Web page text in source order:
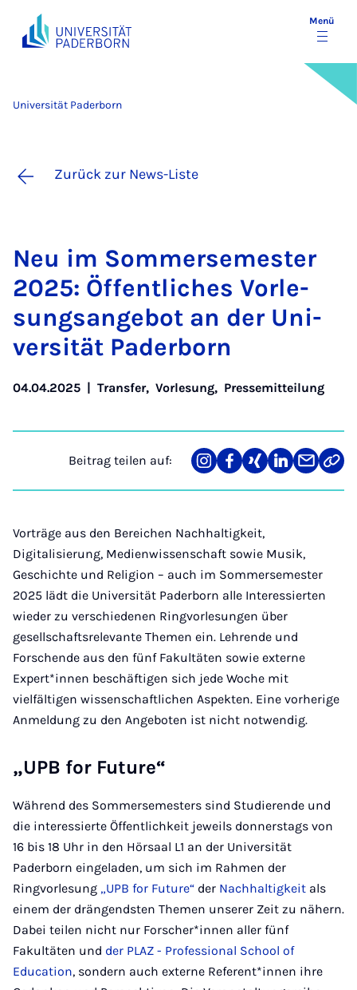
Menü
Universität Paderborn
Zurück zur News-Liste
Neu im Som­mer­se­mes­ter
2025: Öf­fent­li­ches Vor­le­
sungs­an­ge­bot an der Uni­
ver­si­tät Pa­der­born
04.04.2025 | Transfer, Vorlesung, Pressemitteilung
Beitrag teilen auf:
Teilen
auf
Teilen
auf
Teilen
auf
Teilen
auf
Teilen
über
Link
Vorträge aus den Bereichen Nachhaltigkeit,
Digitalisierung, Medienwissenschaft sowie Musik,
Geschichte und Religion – auch im Sommersemester
2025 lädt die Universität Paderborn alle Interessierten
wieder zu verschiedenen Ringvorlesungen über
gesellschaftsrelevante Themen ein. Lehrende und
Forschende aus den fünf Fakultäten sowie externe
Expert*innen beschäftigen sich jede Woche mit
vielfältigen wissenschaftlichen Aspekten. Eine vorherige
Anmeldung zu den Angeboten ist nicht notwendig.
„UPB for Future“
Während des Sommersemesters sind Studierende und
die interessierte Öffentlichkeit jeweils donnerstags von
16 bis 18 Uhr in den Hörsaal L1 an der Universität
Paderborn eingeladen, um sich im Rahmen der
Ringvorlesung „UPB for Future“ der Nachhaltigkeit als
einem der drängendsten Themen unserer Zeit zu nähern.
Dabei teilen nicht nur Forscher*innen aller fünf
Fakultäten und der PLAZ - Professional School of
Education, sondern auch externe Referent*innen ihre